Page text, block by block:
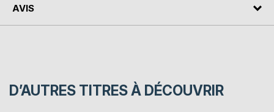
AVIS
D’AUTRES TITRES À DÉCOUVRIR